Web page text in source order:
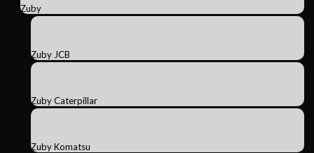
Zuby
Zuby JCB
Zuby Caterpillar
Zuby Komatsu